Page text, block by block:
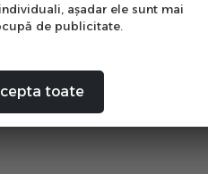
Riff Jr
aşadar ele sunt mai
de publicitate.
toate